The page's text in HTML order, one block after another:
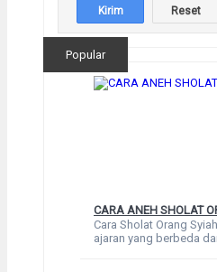
Popular
CARA ANEH SHOLAT
Cara Sholat Orang
ajaran yang berbeda